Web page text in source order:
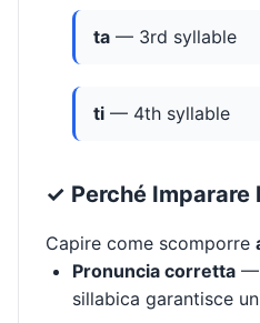
ta — 3rd syllable
ti — 4th syllable
✓ Perché Imparare
Capire come scomporre
Pronuncia corretta —
sillabica garantisce